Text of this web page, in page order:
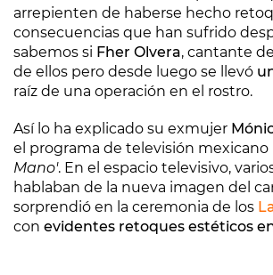
arrepienten de haberse hecho
consecuencias que han sufrido
sabemos si Fher Olvera, cantante de
de ellos pero desde luego se llevó
raíz de una operación en el rostro.
Así lo ha explicado su exmujer
el programa de televisión mexicano
Mano'. En el espacio televisivo,
hablaban de la nueva imagen del
sorprendió en la ceremonia de los
con evidentes retoques estéticos